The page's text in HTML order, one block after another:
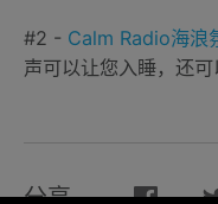
#2 - Calm Radio海浪
声可以让您入睡，还可
分享